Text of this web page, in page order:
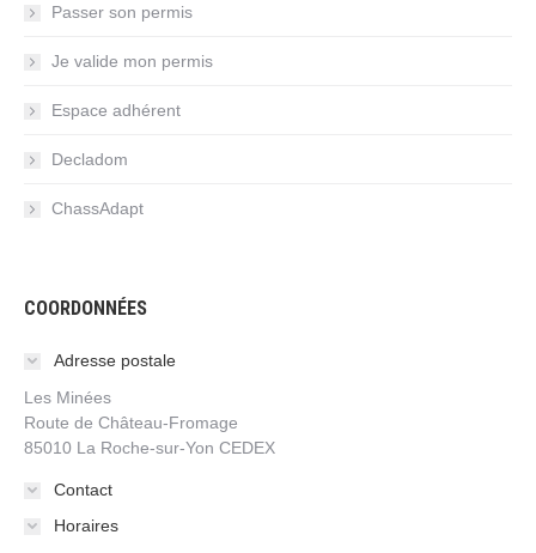
Passer son permis
Je valide mon permis
Espace adhérent
Decladom
ChassAdapt
COORDONNÉES
Adresse postale
Les Minées
Route de Château-Fromage
85010 La Roche-sur-Yon CEDEX
Contact
Horaires